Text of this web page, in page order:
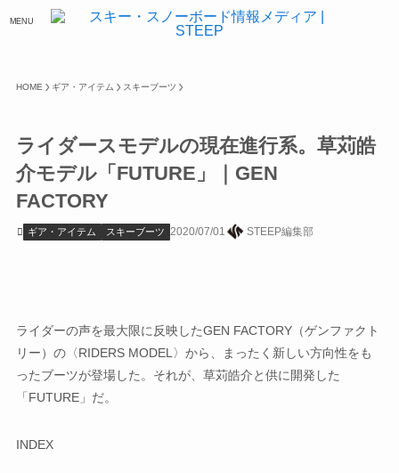
MENU
HOME ギア・アイテム スキーブーツ
ライダースモデルの現在進行系。草苅皓
介モデル「FUTURE」｜GEN
FACTORY
ギア・アイテム スキーブーツ 2020/07/01 STEEP編集部
ライダーの声を最大限に反映したGEN FACTORY（ゲンファクト
リー）の〈RIDERS MODEL〉から、まったく新しい方向性をも
ったブーツが登場した。それが、草苅皓介と供に開発した
「FUTURE」だ。
INDEX